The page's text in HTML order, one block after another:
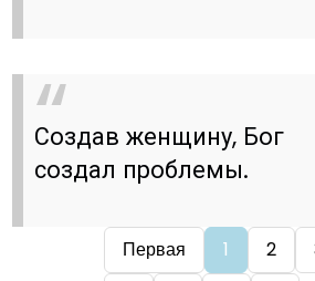
Создав женщину, Бог
создал проблемы.
Первая 1 2